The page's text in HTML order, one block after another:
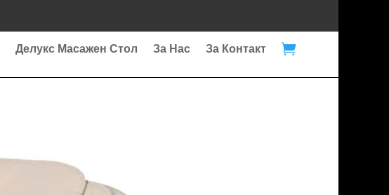
Делукс Масажен Стол За Нас За Контакт 